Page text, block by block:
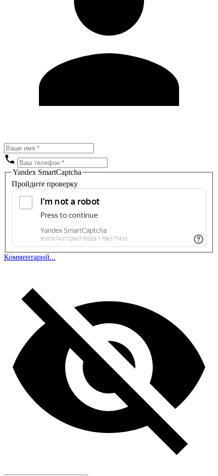
Yandex SmartCaptcha
Пройдите проверку
Комментарий...